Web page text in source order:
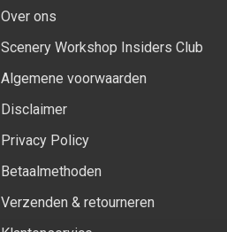
Over ons
Scenery Workshop Insiders Club
Algemene voorwaarden
Disclaimer
Privacy Policy
Betaalmethoden
Verzenden & retourneren